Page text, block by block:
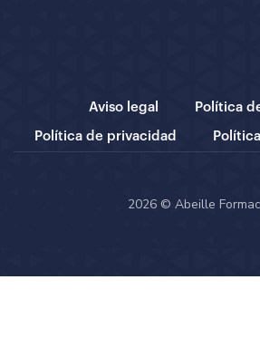
Aviso legal Política
Política de privacidad
2026 © Abeille